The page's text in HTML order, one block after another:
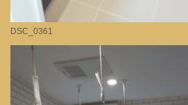
DSC_0361